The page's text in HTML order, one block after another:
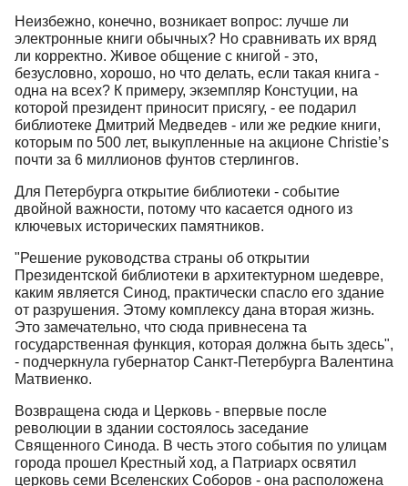
Неизбежно, конечно, возникает вопрос: лучше ли
электронные книги обычных? Но сравнивать их вряд
ли корректно. Живое общение с книгой - это,
безусловно, хорошо, но что делать, если такая книга -
одна на всех? К примеру, экземпляр Констуции, на
которой президент приносит присягу, - ее подарил
библиотеке Дмитрий Медведев - или же редкие книги,
которым по 500 лет, выкупленные на акционе Christie’s
почти за 6 миллионов фунтов стерлингов.
Для Петербурга открытие библиотеки - событие
двойной важности, потому что касается одного из
ключевых исторических памятников.
"Решение руководства страны об открытии
Президентской библиотеки в архитектурном шедевре,
каким является Синод, практически спасло его здание
от разрушения. Этому комплексу дана вторая жизнь.
Это замечательно, что сюда привнесена та
государственная функция, которая должна быть здесь",
- подчеркнула губернатор Санкт-Петербурга Валентина
Матвиенко.
Возвращена сюда и Церковь - впервые после
революции в здании состоялось заседание
Священного Синода. В честь этого события по улицам
города прошел Крестный ход, а Патриарх освятил
церковь семи Вселенских Соборов - она расположена